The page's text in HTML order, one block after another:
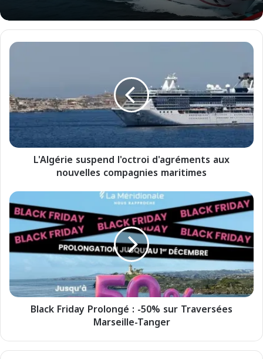
L
g
é
i
e
p
e
n
d
'
c
t
d
L'Algérie suspend l'octroi d'agréments aux
nouvelles compagnies maritimes
B
a
c
i
d
r
Black Friday Prolongé : -50% sur Traversées
Marseille-Tanger